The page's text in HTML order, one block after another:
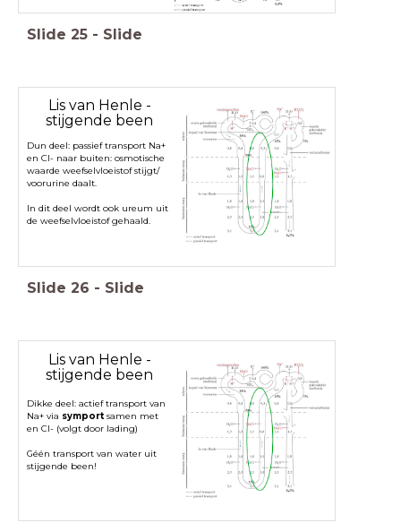
Slide 25 - Slide
Lis van Henle -
stijgende been
Dun deel: passief transport Na+
en Cl- naar buiten: osmotische
waarde weefselvloeistof stijgt/
voorurine daalt.
In dit deel wordt ook ureum uit
de weefselvloeistof gehaald.
Slide 26 - Slide
Lis van Henle -
stijgende been
Dikke deel: actief transport van
Na+ via symportsamen met
en Cl- (volgt door lading)
Géén transport van water uit
stijgende been!